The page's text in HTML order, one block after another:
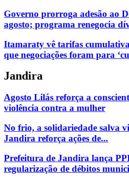
Governo prorroga adesão ao
agosto; programa renegocia
Itamaraty vê tarifas
que negociações foram para
Jandira
Agosto Lilás reforça a
violência contra a mulher
No frio, a solidariedade salva
Jandira reforça ações de...
Prefeitura de Jandira lança
regularização de débitos